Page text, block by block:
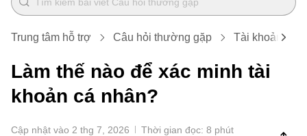
Trung tâm hỗ trợ Câu hỏi thường gặp Tài khoản,
Làm thế nào để xác minh tài
khoản cá nhân?
Cập nhật vào 2 thg 7, 2026
Thời gian đọc: 8 phút